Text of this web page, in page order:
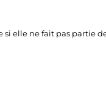
si elle ne fait pas partie